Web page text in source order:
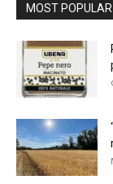
MOST POPULAR